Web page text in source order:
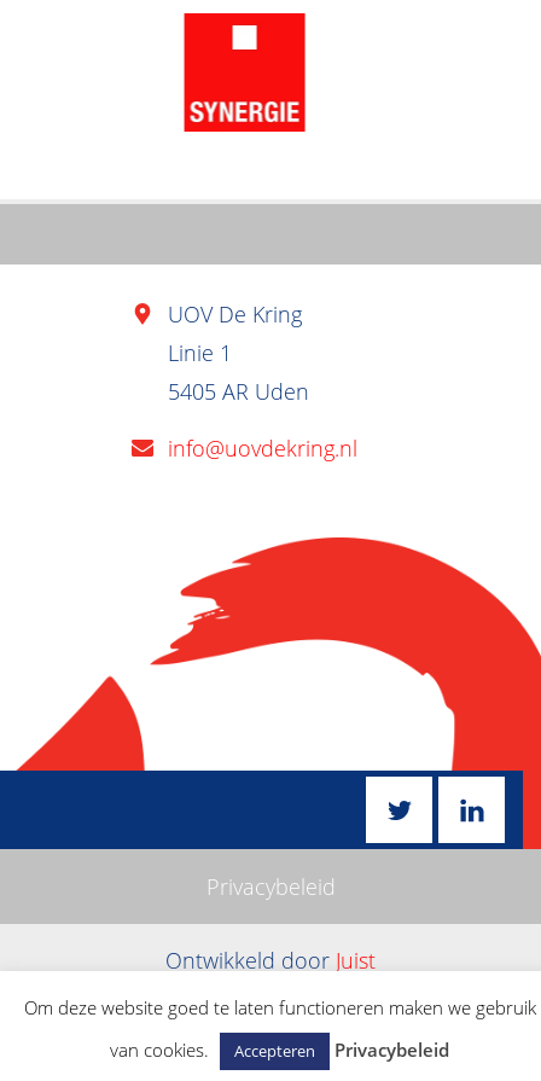
UOV De Kring
Linie 1
5405 AR Uden
info@uovdekring.nl
Privacybeleid
Ontwikkeld door Juist
Om deze website goed te laten functioneren maken we gebruik
van cookies.
Accepteren Privacybeleid